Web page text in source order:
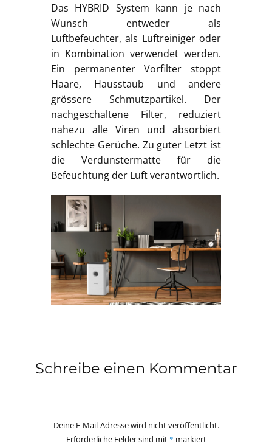
Das HYBRID System kann je nach
Wunsch entweder als
Luftbefeuchter, als Luftreiniger oder
in Kombination verwendet werden.
Ein permanenter Vorfilter stoppt
Haare, Hausstaub und andere
grössere Schmutzpartikel. Der
nachgeschaltene Filter, reduziert
nahezu alle Viren und absorbiert
schlechte Gerüche. Zu guter Letzt ist
die Verdunstermatte für die
Befeuchtung der Luft verantwortlich.
Schreibe einen Kommentar
Deine E-Mail-Adresse wird nicht veröffentlicht.
Erforderliche Felder sind mit * markiert